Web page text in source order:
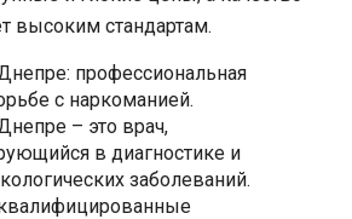
высоким стандартам.
профессиональная
с наркоманией.
– это врач,
в диагностике и
заболеваний.